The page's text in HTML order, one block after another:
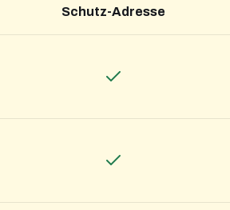
Schutz-Adresse